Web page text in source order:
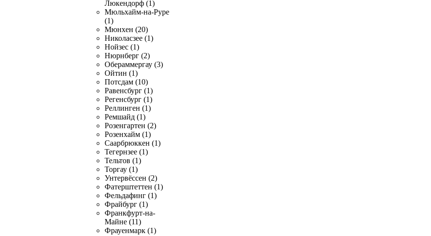
Люкендорф (1)
Мюльхайм-на-Руре
(1)
Мюнхен (20)
Николасзее (1)
Нойзес (1)
Нюрнберг (2)
Обераммергау (3)
Ойтин (1)
Потсдам (10)
Равенсбург (1)
Регенсбург (1)
Реллинген (1)
Ремшайд (1)
Розенгартен (2)
Розенхайм (1)
Саарбрюккен (1)
Тегернзее (1)
Тельтов (1)
Торгау (1)
Унтервёссен (2)
Фатерштеттен (1)
Фельдафинг (1)
Фрайбург (1)
Франкфурт-на-
Майне (11)
Фрауенмарк (1)